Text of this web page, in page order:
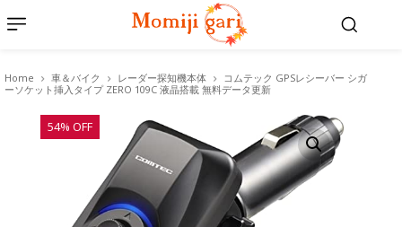
Home 車＆バイク レーダー探知機本体
コムテック GPSレシーバー シガ
ーソケット挿入タイプ ZERO 109C 液晶搭載 無料データ更新
54% OFF